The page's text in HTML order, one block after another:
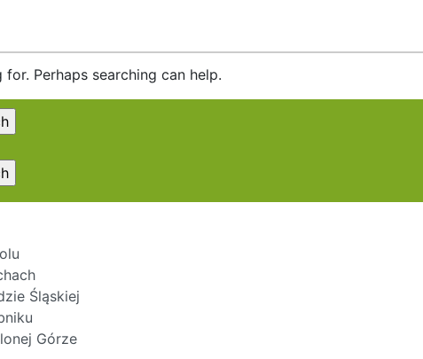
Perhaps searching can help.
Śląskiej
Górze